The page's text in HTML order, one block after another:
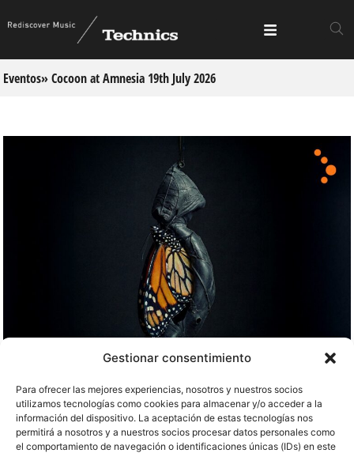
Gestionar consentimiento
Para ofrecer las mejores experiencias, nosotros y nuestros socios
utilizamos tecnologías como cookies para almacenar y/o acceder a la
información del dispositivo. La aceptación de estas tecnologías nos
permitirá a nosotros y a nuestros socios procesar datos personales como
el comportamiento de navegación o identificaciones únicas (IDs) en este
Eventos» Cocoon at Amnesia 19th July 2026